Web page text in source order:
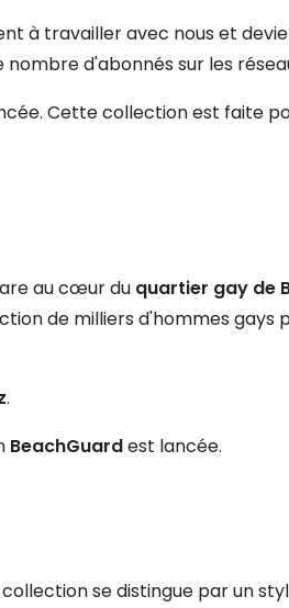
à travailler avec nous et
d'abonnés sur les
Cette collection est faite
au cœur du quartier gay de
de milliers d'hommes gays
.
BeachGuardest lancée.
se distingue par un